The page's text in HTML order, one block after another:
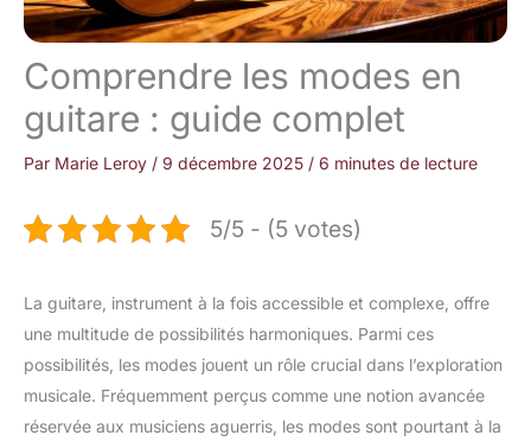
Comprendre les modes en
guitare : guide complet
Par Marie Leroy / 9 décembre 2025 / 6 minutes de lecture
5/5 - (5 votes)
La guitare, instrument à la fois accessible et complexe, offre
une multitude de possibilités harmoniques. Parmi ces
possibilités, les modes jouent un rôle crucial dans l’exploration
musicale. Fréquemment perçus comme une notion avancée
réservée aux musiciens aguerris, les modes sont pourtant à la